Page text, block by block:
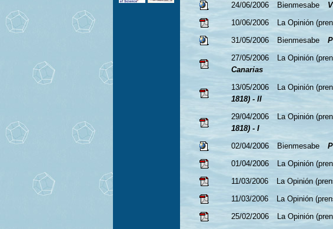
24/06/2006
Bienmesabe
10/06/2006
La Opinión
31/05/2006
Bienmesabe
27/05/2006
La Opinión
Canarias
13/05/2006
La Opinión
1818) - II
29/04/2006
La Opinión
1818) - I
02/04/2006
Bienmesabe
01/04/2006
La Opinión
11/03/2006
La Opinión
11/03/2006
La Opinión
25/02/2006
La Opinión